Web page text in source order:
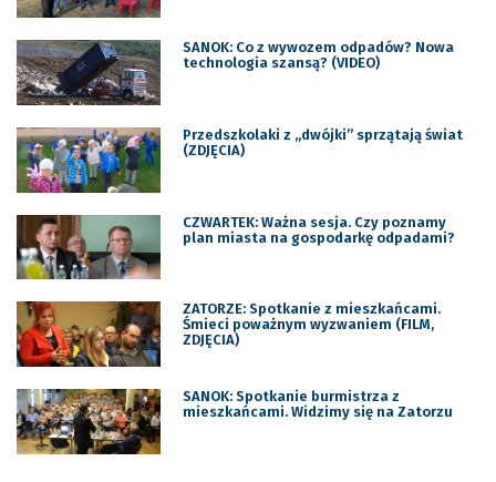
SANOK: Co z wywozem odpadów? Nowa
technologia szansą? (VIDEO)
Przedszkolaki z „dwójki” sprzątają świat
(ZDJĘCIA)
CZWARTEK: Ważna sesja. Czy poznamy
plan miasta na gospodarkę odpadami?
ZATORZE: Spotkanie z mieszkańcami.
Śmieci poważnym wyzwaniem (FILM,
ZDJĘCIA)
SANOK: Spotkanie burmistrza z
mieszkańcami. Widzimy się na Zatorzu